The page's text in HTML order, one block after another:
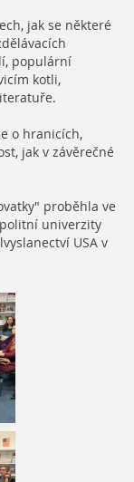
jak se některé
populární
kotli,
o hranicích,
jak v závěrečné
proběhla ve
univerzity
USA v